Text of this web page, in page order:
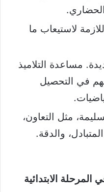
لاستيعاب ما
مساعدة التلاميذ
في التحصيل
مثل التعاون،
المتبادل، والدقة.
الابتدائية